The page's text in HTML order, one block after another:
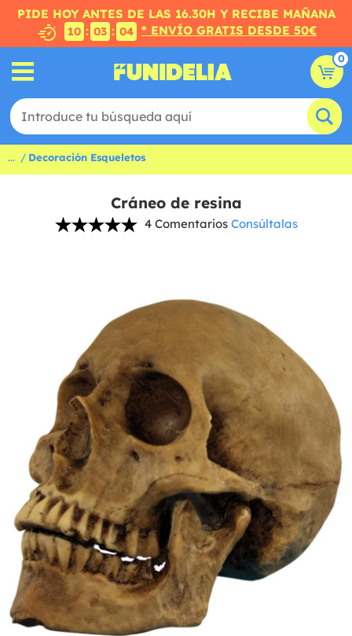
PIDE HOY ANTES DE LAS 16.30H Y RECIBE MAÑANA
10 : 03 : 03 * ENVÍO GRATIS DESDE 50€
0
... Decoración Esqueletos
Cráneo de resina
4 Comentarios Consúltalas